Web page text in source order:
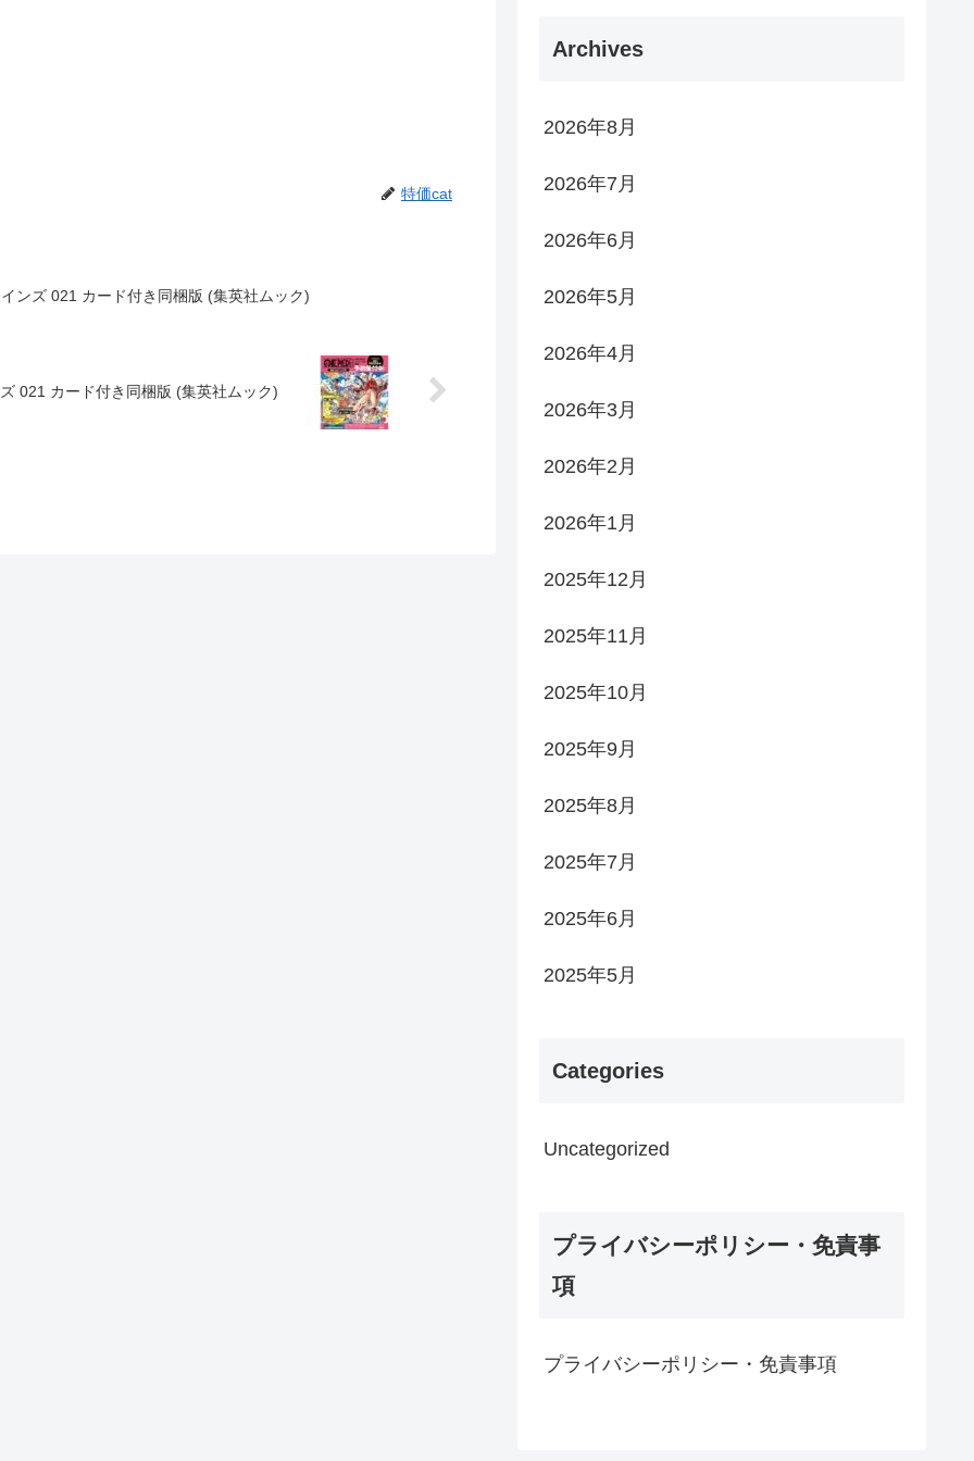
特価cat
ンズ 021 カード付き同梱版 (集英社ムック)
021 カード付き同梱版 (集英社ムック)
Archives
2026年8月
2026年7月
2026年6月
2026年5月
2026年4月
2026年3月
2026年2月
2026年1月
2025年12月
2025年11月
2025年10月
2025年9月
2025年8月
2025年7月
2025年6月
2025年5月
Categories
Uncategorized
プライバシーポリシー・免責事
項
プライバシーポリシー・免責事項